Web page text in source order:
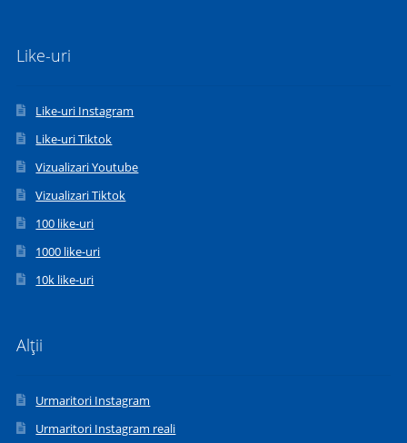
Like-uri
Like-uri Instagram
Like-uri Tiktok
Vizualizari Youtube
Vizualizari Tiktok
100 like-uri
1000 like-uri
10k like-uri
Alții
Urmaritori Instagram
Urmaritori Instagram reali